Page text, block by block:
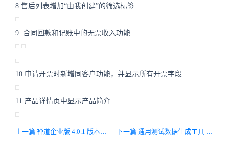
8.售后列表增加“由我创建”的筛选标签
9..合同回款和记账中的无票收入功能
10.申请开票时新增同客户功能，并显示所有开票字段
11.产品详情页中显示产品简介
上一篇 禅道企业版 4.0.1 版本发布，主要兼容开源版12.4.1 下一篇 通用测试数据生成工具 ZenData 1.2 版本发布